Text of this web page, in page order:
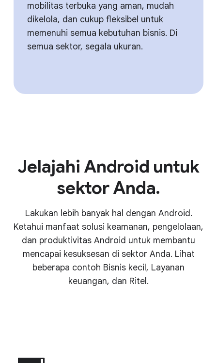
mobilitas terbuka yang aman, mudah
dikelola, dan cukup fleksibel untuk
memenuhi semua kebutuhan bisnis. Di
semua sektor, segala ukuran.
Jelajahi Android untuk
sektor Anda.
Lakukan lebih banyak hal dengan Android.
Ketahui manfaat solusi keamanan, pengelolaan,
dan produktivitas Android untuk membantu
mencapai kesuksesan di sektor Anda. Lihat
beberapa contoh Bisnis kecil, Layanan
keuangan, dan Ritel.